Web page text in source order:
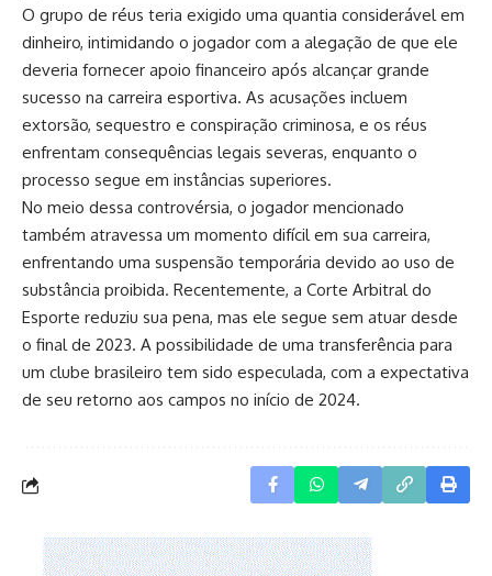
O grupo de réus teria exigido uma quantia considerável em
dinheiro, intimidando o jogador com a alegação de que ele
deveria fornecer apoio financeiro após alcançar grande
sucesso na carreira esportiva. As acusações incluem
extorsão, sequestro e conspiração criminosa, e os réus
enfrentam consequências legais severas, enquanto o
processo segue em instâncias superiores.
No meio dessa controvérsia, o jogador mencionado
também atravessa um momento difícil em sua carreira,
enfrentando uma suspensão temporária devido ao uso de
substância proibida. Recentemente, a Corte Arbitral do
Esporte reduziu sua pena, mas ele segue sem atuar desde
o final de 2023. A possibilidade de uma transferência para
um clube brasileiro tem sido especulada, com a expectativa
de seu retorno aos campos no início de 2024.